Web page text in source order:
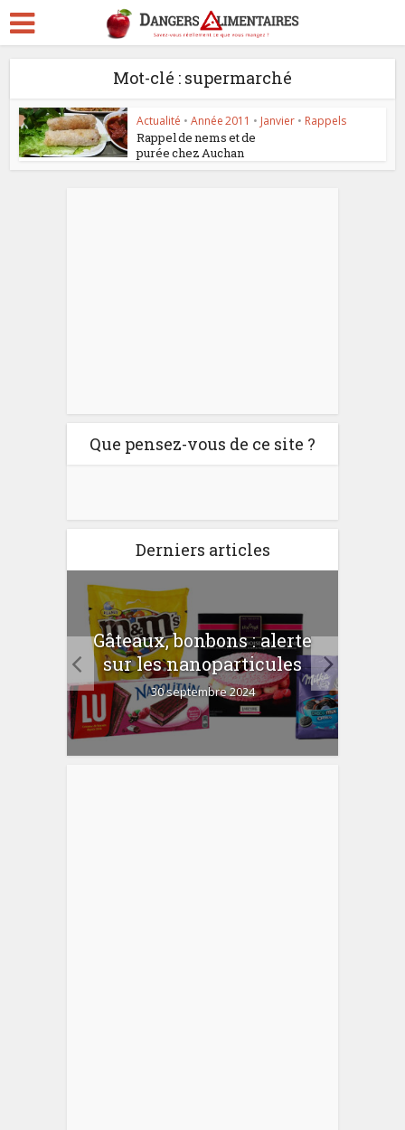
Mot-clé : supermarché
Actualité • Année 2011 • Janvier • Rappels
Rappel de nems et de
purée chez Auchan
Que pensez-vous de ce site ?
Derniers articles
Gâteaux, bonbons : alerte
sur les nanoparticules
30 septembre 2024